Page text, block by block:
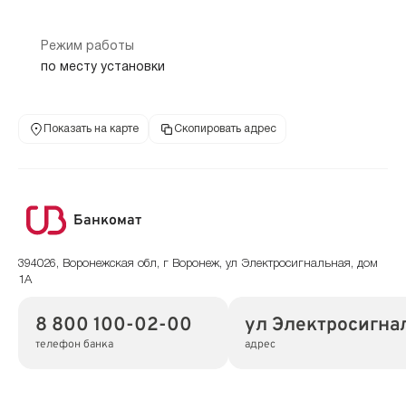
Режим работы
по месту установки
Показать на карте Скопировать адрес
Банкомат
394026, Воронежская обл, г Воронеж, ул Электросигнальная, дом
1А
8 800 100-02-00
телефон банка
ул
адрес